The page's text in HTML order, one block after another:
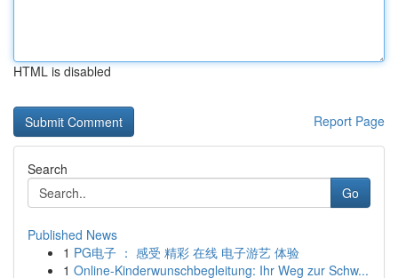
HTML is disabled
Report Page
Search
Go
Published News
1 PG电子 ： 感受 精彩 在线 电子游艺 体验
1 Online-Kinderwunschbegleitung: Ihr Weg zur Schw...